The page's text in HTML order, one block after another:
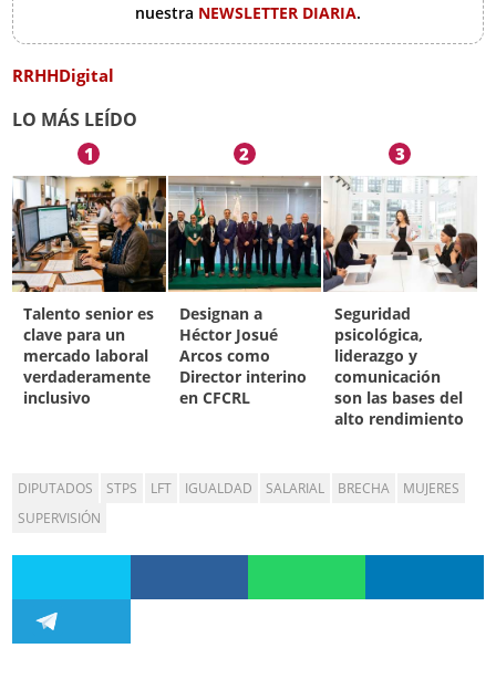
nuestra NEWSLETTER DIARIA.
RRHHDigital
LO MÁS LEÍDO
1
Talento senior es
clave para un
mercado laboral
verdaderamente
inclusivo
2
Designan a
Héctor Josué
Arcos como
Director interino
en CFCRL
3
Seguridad
psicológica,
liderazgo y
comunicación
son las bases del
alto rendimiento
DIPUTADOS STPS LFT IGUALDAD SALARIAL BRECHA
MUJERES
SUPERVISIÓN